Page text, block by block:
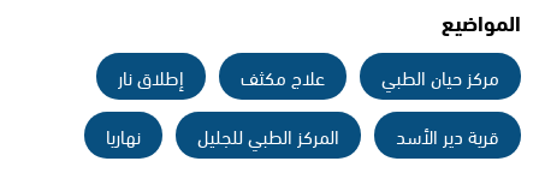
المواضيع
مركز حيان الطبي علاج مكثف
إطلاق نار
قرية دير الأسد
المركز الطبي للجليل نهاريا